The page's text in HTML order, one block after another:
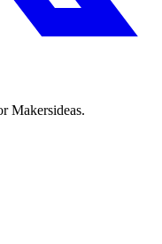
Makersideas.